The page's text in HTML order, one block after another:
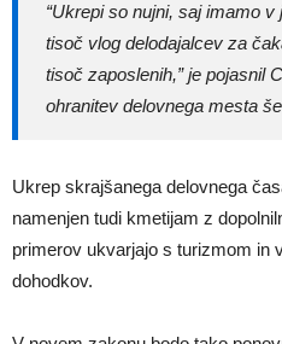
“Ukrepi so nujni, saj imamo v
tisoč vlog delodajalcev za
tisoč zaposlenih,”je pojasnil
ohranitev delovnega mesta
Ukrep skrajšanega delovnega
namenjen tudi kmetijam z
primerov ukvarjajo s turizmom in
dohodkov.